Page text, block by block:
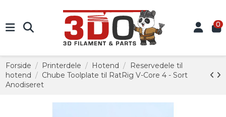
0
Forside Printerdele Hotend
Reservedele til
hotend
Chube Toolplate til RatRig V-Core 4 - Sort
Anodiseret